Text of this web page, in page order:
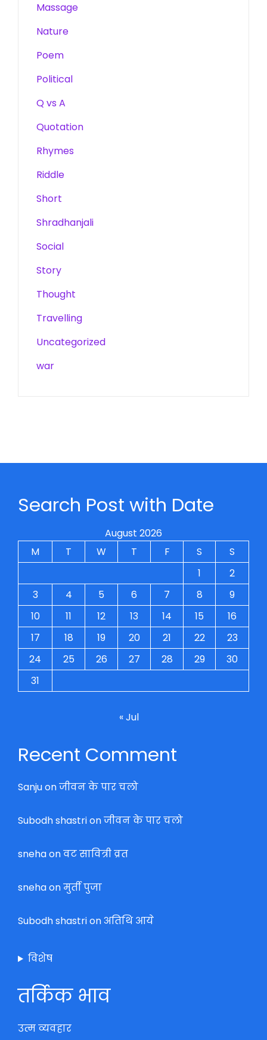
Massage
Nature
Poem
Political
Q vs A
Quotation
Rhymes
Riddle
Short
Shradhanjali
Social
Story
Thought
Travelling
Uncategorized
war
Search Post with Date
August 2026
M
T W T F S
S
1
2
3
4 5 6 7 8
9
10
11 12 13 14 15
16
17
18 19 20 21 22
23
24
25 26 27 28 29
30
31
« Jul
Recent Comment
Sanjuonजीवन के पार चलो
Subodh shastrionजीवन के पार चलो
snehaonवट सावित्री व्रत
snehaonमुर्ती पुजा
Subodh shastrionअतिथि आये
विशेष
तर्किक भाव
उत्म व्यवहार